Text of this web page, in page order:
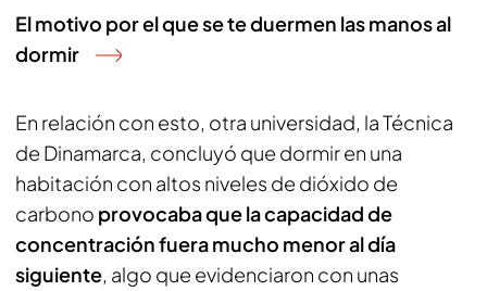
El motivo por el que se te duermen las manos al
dormir
En relación con esto, otra universidad, la Técnica
de Dinamarca, concluyó que dormir en una
habitación con altos niveles de dióxido de
carbono provocaba que la capacidad de
concentración fuera mucho menor al día
siguiente, algo que evidenciaron con unas